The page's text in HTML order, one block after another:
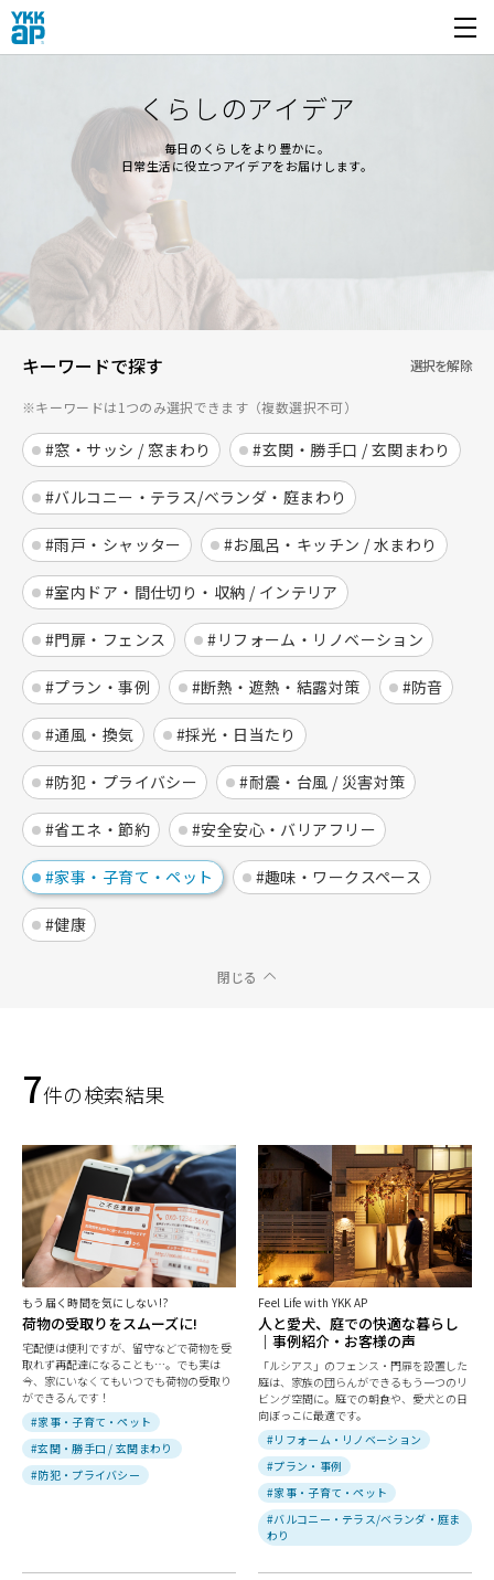
開く
くらしのアイデア
毎日のくらしをより豊かに。
日常生活に役立つアイデアをお届けします。
キーワードで探す 選択を解除
※キーワードは1つのみ選択できます（複数選択不可）
#窓・サッシ / 窓まわり #玄関・勝手口 / 玄関まわり
#バルコニー・テラス/ベランダ・庭まわり
#雨戸・シャッター #お風呂・キッチン / 水まわり
#室内ドア・間仕切り・収納 / インテリア
#門扉・フェンス #リフォーム・リノベーション
#プラン・事例 #断熱・遮熱・結露対策 #防音
#通風・換気 #採光・日当たり
#防犯・プライバシー #耐震・台風 / 災害対策
#省エネ・節約 #安全安心・バリアフリー
#家事・子育て・ペット #趣味・ワークスペース
#健康
閉じる
7件の検索結果
もう届く時間を気にしない!?
荷物の受取りをスムーズに!
宅配便は便利ですが、留守などで荷物を受
取れず再配達になることも…。でも実は
今、家にいなくてもいつでも荷物の受取り
ができるんです！
#家事・子育て・ペット
#玄関・勝手口 / 玄関まわり
#防犯・プライバシー
Feel Life with YKK AP
人と愛犬、庭での快適な暮らし
｜事例紹介・お客様の声
「ルシアス」のフェンス・門扉を設置した
庭は、家族の団らんができるもう一つのリ
ビング空間に。庭での朝食や、愛犬との日
向ぼっこに最適です。
#リフォーム・リノベーション
#プラン・事例
#家事・子育て・ペット
#バルコニー・テラス/ベランダ・庭ま
わり